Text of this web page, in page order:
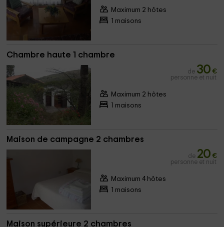
Maximum 2 hôtes
1 maisons
Chambre haute 1 chambre
de 30 €
personne et nuit
Maximum 2 hôtes
1 maisons
Maison de campagne 2 chambres
de 20 €
personne et nuit
Maximum 4 hôtes
1 maisons
Maison supérieure 2 chambres